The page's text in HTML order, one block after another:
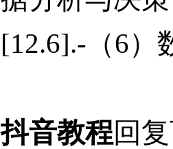
[12.6].-（6）
抖音教程回